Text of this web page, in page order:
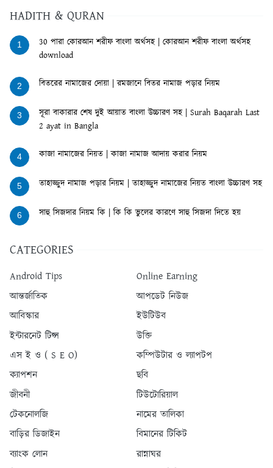
HADITH & QURAN
1
30 পারা কোরআন শরীফ বাংলা অর্থসহ | কোরআন শরীফ বাংলা অর্থসহ
download
2 বিতরের নামাজের দোয়া | রমজানে বিতর নামাজ পড়ার নিয়ম
3
সূরা বাকারার শেষ দুই আয়াত বাংলা উচ্চারণ সহ | Surah Baqarah Last
2 ayat in Bangla
4 কাজা নামাজের নিয়ত | কাজা নামাজ আদায় করার নিয়ম
5 তাহাজ্জুদ নামাজ পড়ার নিয়ম | তাহাজ্জুদ নামাজের নিয়ত বাংলা উচ্চারণ সহ
6 সাহু সিজদার নিয়ম কি | কি কি ভুলের কারণে সাহু সিজদা দিতে হয়
CATEGORIES
Android Tips
Online Earning
আন্তর্জাতিক
আপডেট নিউজ
আবিস্কার
ইউটিউব
ইন্টারনেট টিপ্স
উক্তি
এস ই ও ( S E O)
কম্পিউটার ও ল্যাপটপ
ক্যাপশন
ছবি
জীবনী
টিউটোরিয়াল
টেকনোলজি
নামের তালিকা
বাড়ির ডিজাইন
বিমানের টিকিট
ব্যাংক লোন
রান্নাঘর